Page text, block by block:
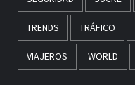
TRENDS TRÁFICO
VIAJEROS WORLD